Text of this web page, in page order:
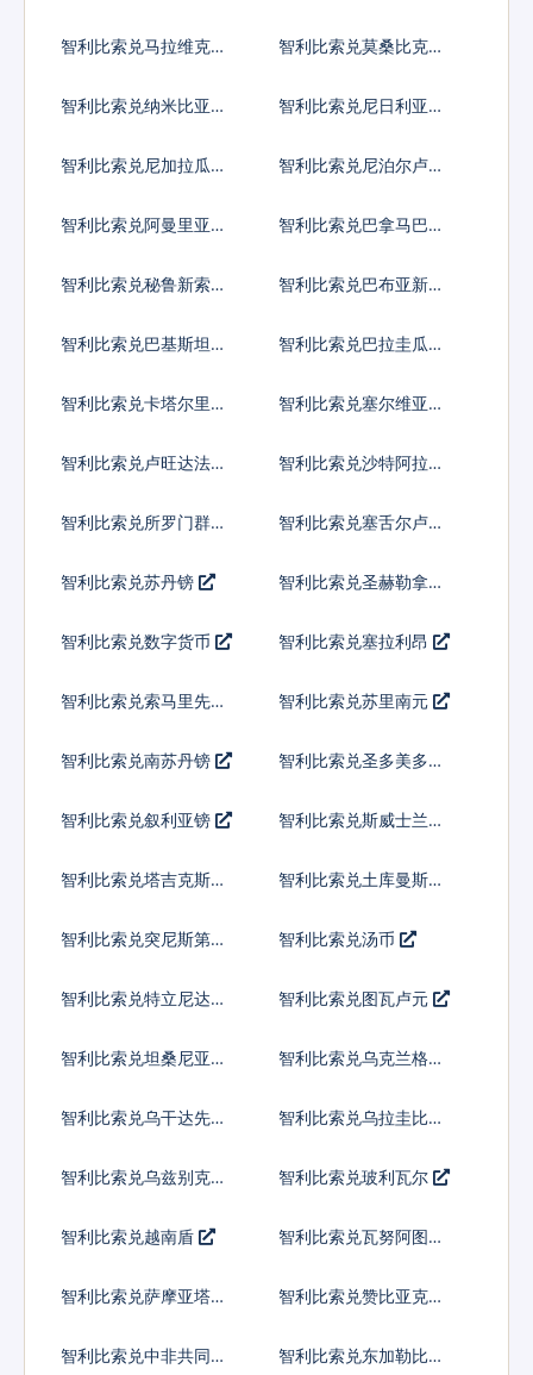
智利比索兑马拉维克瓦
智利比索兑莫桑比克梅
智利比索兑纳米比亚元
智利比索兑尼日利亚奈
智利比索兑尼加拉瓜科
智利比索兑尼泊尔卢比
智利比索兑阿曼里亚尔
智利比索兑巴拿马巴波
智利比索兑秘鲁新索尔
智利比索兑巴布亚新几
智利比索兑巴基斯坦卢
智利比索兑巴拉圭瓜拉
智利比索兑卡塔尔里亚
智利比索兑塞尔维亚第
智利比索兑卢旺达法郎 智利比索兑沙特阿拉伯
智利比索兑所罗门群岛
智利比索兑塞舌尔卢比
智利比索兑苏丹镑 智利比索兑圣赫勒拿镑
智利比索兑数字货币 智利比索兑塞拉利昂
智利比索兑索马里先令 智利比索兑苏里南元
智利比索兑南苏丹镑
智利比索兑圣多美多布
智利比索兑叙利亚镑
智利比索兑斯威士兰里
智利比索兑塔吉克斯坦
智利比索兑土库曼斯坦
智利比索兑突尼斯第纳
智利比索兑汤币
智利比索兑特立尼达多
智利比索兑图瓦卢元
智利比索兑坦桑尼亚先
智利比索兑乌克兰格里
智利比索兑乌干达先令 智利比索兑乌拉圭比索
智利比索兑乌兹别克斯
智利比索兑玻利瓦尔
智利比索兑越南盾
智利比索兑瓦努阿图瓦
智利比索兑萨摩亚塔拉
智利比索兑赞比亚克瓦
智利比索兑中非共同体 智利比索兑东加勒比元